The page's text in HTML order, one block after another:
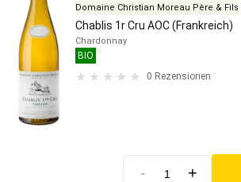
Domaine Christian Moreau Père & Fils
Chablis 1r Cru AOC (Frankreich)
Chardonnay
BIO
0 Rezensionen
- +